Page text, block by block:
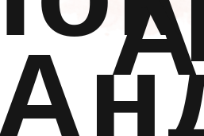
СО СПЕЦИАЛИСТОМ
Наименование организации:
ООО «ЦКК Элисса»
ОГРН/ОГРНИП: 1245000119407
ИНН: 50003166099